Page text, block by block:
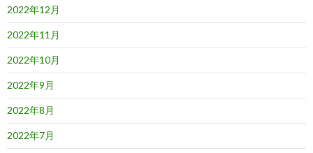
2022年12月
2022年11月
2022年10月
2022年9月
2022年8月
2022年7月